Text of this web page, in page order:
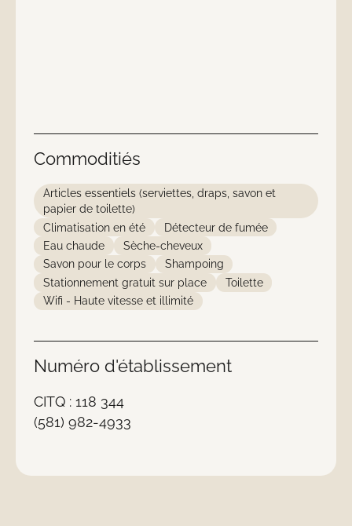
Commoditiés
Articles essentiels (serviettes, draps, savon et
papier de toilette)
Climatisation en été
Détecteur de fumée
Eau chaude
Sèche-cheveux
Savon pour le corps
Shampoing
Stationnement gratuit sur place
Toilette
Wifi - Haute vitesse et illimité
Numéro d'établissement
CITQ : 118 344
(581) 982-4933